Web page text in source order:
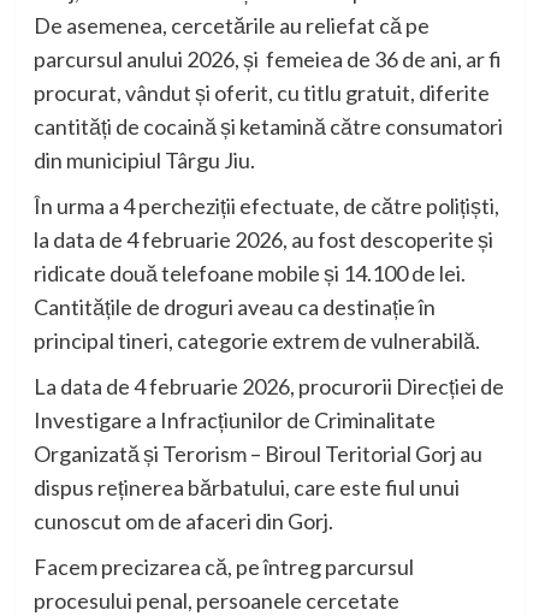
De asemenea, cercetările au reliefat că pe
parcursul anului 2026, și femeiea de 36 de ani, ar fi
procurat, vândut și oferit, cu titlu gratuit, diferite
cantități de cocaină și ketamină către consumatori
din municipiul Târgu Jiu.
În urma a 4 percheziții efectuate, de către polițiști,
la data de 4 februarie 2026, au fost descoperite și
ridicate două telefoane mobile și 14.100 de lei.
Cantitățile de droguri aveau ca destinație în
principal tineri, categorie extrem de vulnerabilă.
La data de 4 februarie 2026, procurorii Direcției de
Investigare a Infracțiunilor de Criminalitate
Organizată și Terorism – Biroul Teritorial Gorj au
dispus reținerea bărbatului, care este fiul unui
cunoscut om de afaceri din Gorj.
Facem precizarea că, pe întreg parcursul
procesului penal, persoanele cercetate